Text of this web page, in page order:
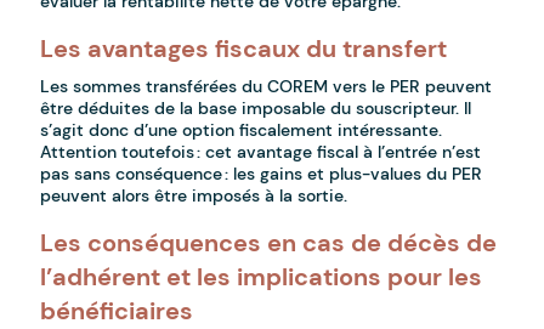
Les avantages fiscaux du transfert
Les sommes transférées du COREM vers le PER peuvent
être déduites de la base imposable du souscripteur. Il
s’agit donc d’une option fiscalement intéressante.
Attention toutefois : cet avantage fiscal à l’entrée n’est
pas sans conséquence : les gains et plus-values du PER
peuvent alors être imposés à la sortie.
Les conséquences en cas de décès de
l’adhérent et les implications pour les
bénéficiaires